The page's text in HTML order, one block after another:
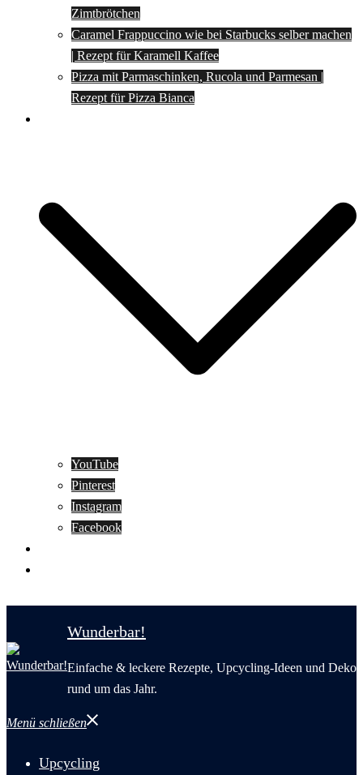
Zimtbrötchen
Caramel Frappuccino wie bei Starbucks selber machen
| Rezept für Karamell Kaffee
Pizza mit Parmaschinken, Rucola und Parmesan |
Rezept für Pizza Bianca
YouTube
Pinterest
Instagram
Facebook
Wunderbar!
Einfache & leckere Rezepte, Upcycling-Ideen und Deko
rund um das Jahr.
Menü schließen
Upcycling